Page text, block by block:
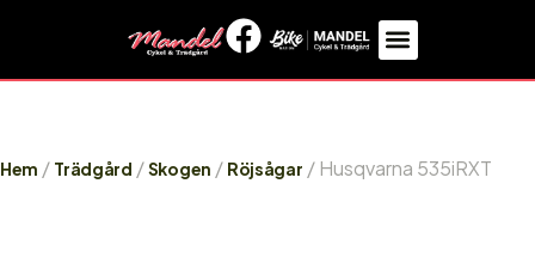
Hem / Trädgård /Skogen / Röjsågar / Husqvarna 535iRXT